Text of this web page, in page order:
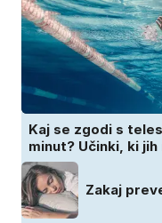
Kaj se zgodi s
minut? Učinki, ki
Zakaj